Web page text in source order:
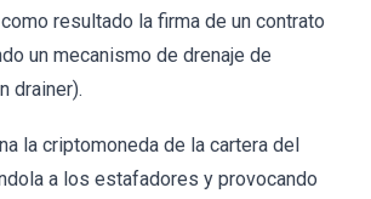
resultado la firma de un contrato
un mecanismo de drenaje de
drainer).
la criptomoneda de la cartera del
a los estafadores y provocando